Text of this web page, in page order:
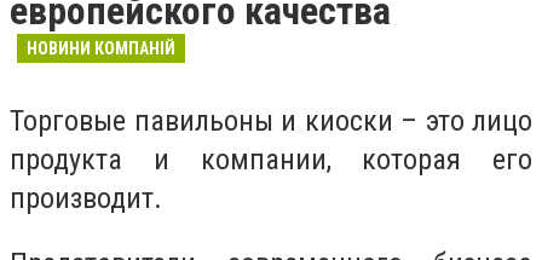
европейского качества
НОВИНИ КОМПАНІЙ
Торговые павильоны и киоски – это лицо
продукта и компании, которая его
производит.